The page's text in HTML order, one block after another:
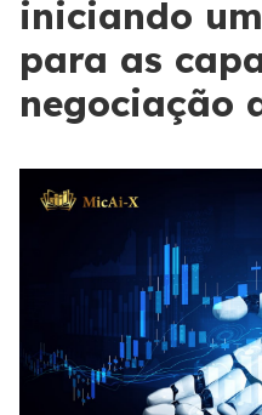
iniciando
para as
negociação